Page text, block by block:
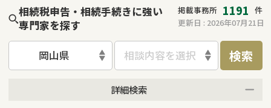
相続税申告・相続手続きに強い
専門家を探す
掲載事務所 1191 件
更新日 : 2026年07月21日
岡山県 相談内容を選択 検索
詳細検索